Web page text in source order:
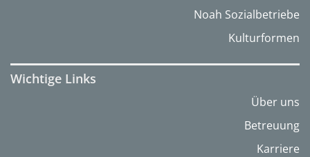
Noah Sozialbetriebe
Kulturformen
Wichtige Links
Über uns
Betreuung
Karriere